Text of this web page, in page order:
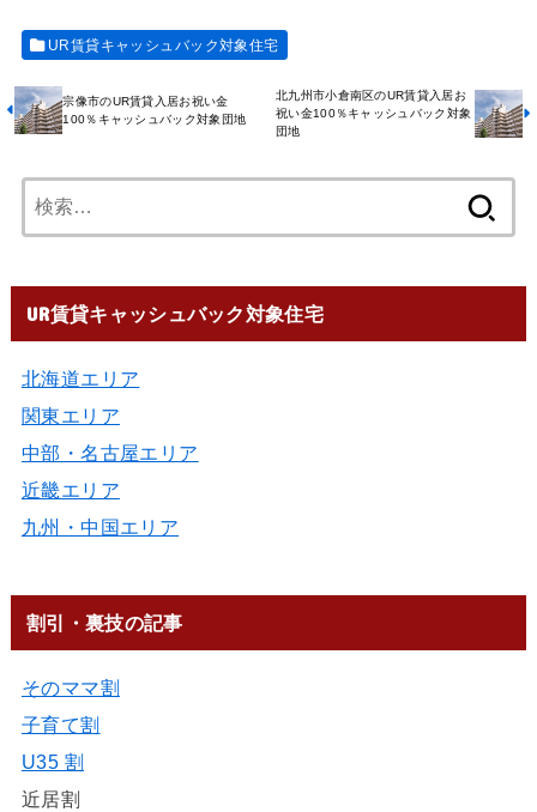
UR賃貸キャッシュバック対象住宅
北九州市小倉南区のUR賃貸入居お
祝い金100％キャッシュバック対象
団地
宗像市のUR賃貸入居お祝い金
100％キャッシュバック対象団地
UR賃貸キャッシュバック対象住宅
北海道エリア
関東エリア
中部・名古屋エリア
近畿エリア
九州・中国エリア
割引・裏技の記事
そのママ割
子育て割
U35 割
近居割